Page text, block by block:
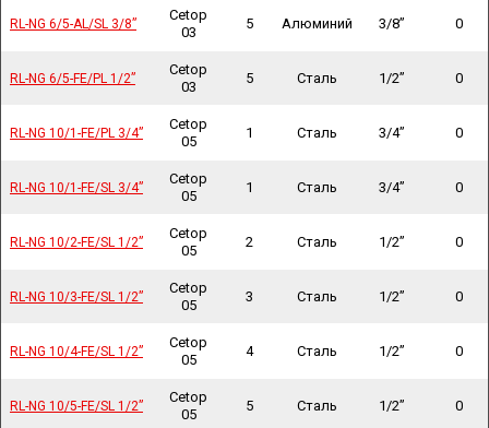
RL-NG 6/5-AL/SL 3/8”
Cetop
03
5 Алюминий 3/8” 0
RL-NG 6/5-FE/PL 1/2”
Cetop
03
5 Сталь 1/2” 0
RL-NG 10/1-FE/PL 3/4”
Cetop
05
1 Сталь 3/4” 0
RL-NG 10/1-FE/SL 3/4”
Cetop
05
1 Сталь 3/4” 0
RL-NG 10/2-FE/SL 1/2”
Cetop
05
2 Сталь 1/2” 0
RL-NG 10/3-FE/SL 1/2”
Cetop
05
3 Сталь 1/2” 0
RL-NG 10/4-FE/SL 1/2”
Cetop
05
4 Сталь 1/2” 0
RL-NG 10/5-FE/SL 1/2”
Cetop
05
5 Сталь 1/2” 0
RL-NG 6/5-AL/SL 3/8”
RL-NG 6/5-FE/PL 1/2”
RL-NG 10/1-FE/PL 3/4”
RL-NG 10/1-FE/SL 3/4”
RL-NG 10/2-FE/SL 1/2”
RL-NG 10/3-FE/SL 1/2”
RL-NG 10/4-FE/SL 1/2”
RL-NG 10/5-FE/SL 1/2”